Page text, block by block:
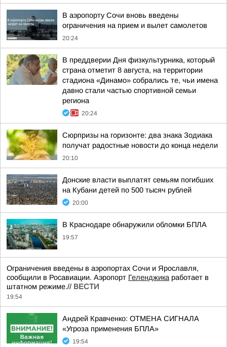
В аэропорту Сочи вновь введены
ограничения на прием и вылет самолетов
20:24
В преддверии Дня физкультурника, который
страна отметит 8 августа, на территории
стадиона «Динамо» собрались те, чьи имена
давно стали частью спортивной семьи
региона
20:24
Сюрпризы на горизонте: два знака Зодиака
получат радостные новости до конца недели
20:10
Донские власти выплатят семьям погибших
на Кубани детей по 500 тысяч рублей
20:00
В Краснодаре обнаружили обломки БПЛА
19:57
Ограничения введены в аэропортах Сочи и Ярославля,
сообщили в Росавиации. Аэропорт Геленджика работает в
штатном режиме.// ВЕСТИ
19:54
Андрей Кравченко: ОТМЕНА СИГНАЛА
«Угроза применения БПЛА»
19:54